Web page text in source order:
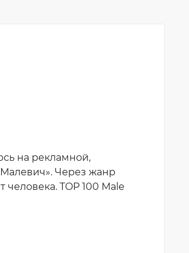
на рекламной,
Через жанр
TOP 100 Male